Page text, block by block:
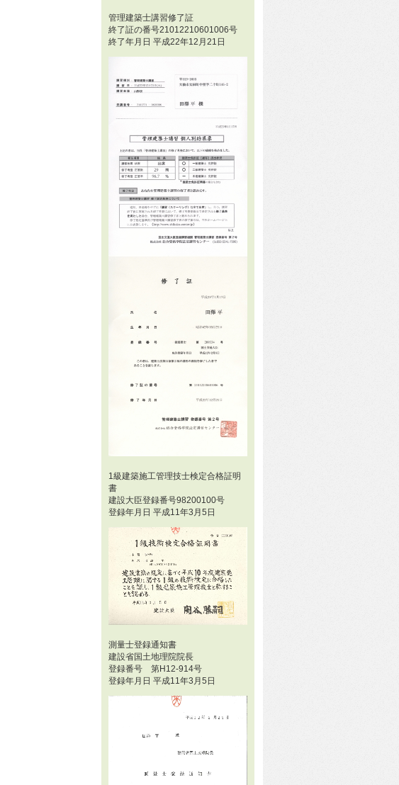
管理建築士講習修了証
終了証の番号21012210601006号
終了年月日 平成22年12月21日
1級建築施工管理技士検定合格証明
書
建設大臣登録番号98200100号
登録年月日 平成11年3月5日
測量士登録通知書
建設省国土地理院院長
登録番号 第H12-914号
登録年月日 平成11年3月5日